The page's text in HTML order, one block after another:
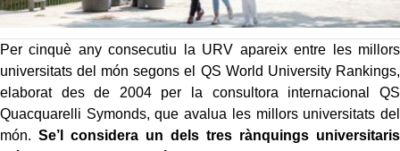
Per cinquè any consecutiu la URV apareix entre les millors
universitats del món segons el QS World University Rankings,
elaborat des de 2004 per la consultora internacional QS
Quacquarelli Symonds, que avalua les millors universitats del
món. Se’l considera un dels tres rànquings universitaris